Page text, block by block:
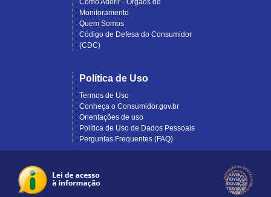
Como Aderir - Órgãos de
Monitoramento
Quem Somos
Código de Defesa do Consumidor
(CDC)
Política de Uso
Termos de Uso
Conheça o Consumidor.gov.br
Orientações de uso
Política de Uso de Dados Pessoais
Perguntas Frequentes (FAQ)